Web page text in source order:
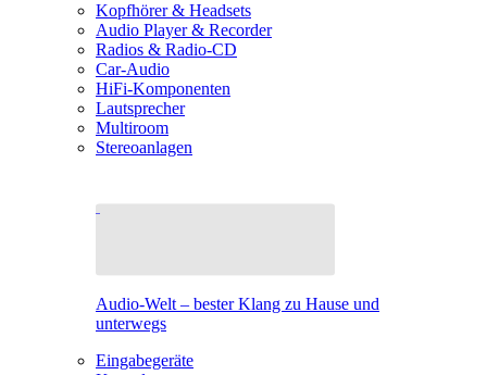
Kopfhörer & Headsets
Audio Player & Recorder
Radios & Radio-CD
Car-Audio
HiFi-Komponenten
Lautsprecher
Multiroom
Stereoanlagen
Audio-Welt – bester Klang zu Hause und
unterwegs
Eingabegeräte